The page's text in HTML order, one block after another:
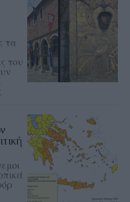
τα
του